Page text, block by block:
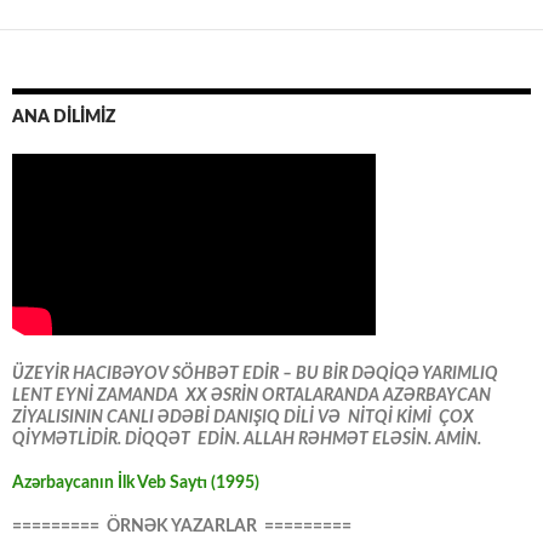
ANA DİLİMİZ
ÜZEYİR HACIBƏYOV SÖHBƏT EDİR – BU BİR DƏQİQƏ YARIMLIQ
LENT EYNİ ZAMANDA XX ƏSRİN ORTALARANDA AZƏRBAYCAN
ZİYALISININ CANLI ƏDƏBİ DANIŞIQ DİLİ VƏ NİTQİ KİMİ ÇOX
QİYMƏTLİDİR. DİQQƏT EDİN. ALLAH RƏHMƏT ELƏSİN. AMİN.
Azərbaycanın İlk Veb Saytı (1995)
========= ÖRNƏK YAZARLAR =========